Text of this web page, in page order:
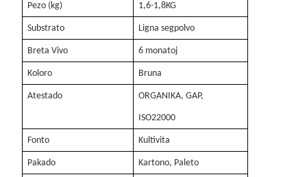
Pezo (kg) 1,6-1,8KG
Substrato Ligna segpolvo
Breta Vivo 6 monatoj
Koloro Bruna
Atestado ORGANIKA, GAP,
ISO22000
Fonto Kultivita
Pakado Kartono, Paleto